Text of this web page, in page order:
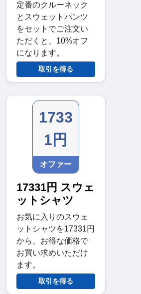
定番のクルーネック
とスウェットパンツ
をセットでご注文い
ただくと、10%オフ
になります。
取引を得る
1733
1円
オファー
17331円 スウェ
ットシャツ
お気に入りのスウェ
ットシャツを17331円
から、お得な価格で
お買い求めいただけ
ます。
取引を得る